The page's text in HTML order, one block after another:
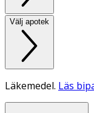
Välj apotek
Läkemedel. Läs